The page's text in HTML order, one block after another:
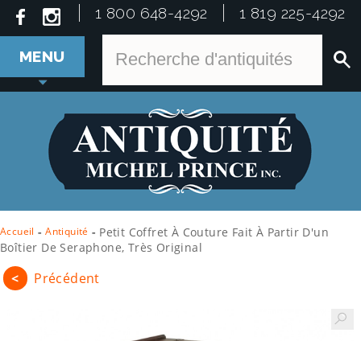
1 800 648-4292 1 819 225-4292
MENU
Accueil - Antiquité - Petit Coffret À Couture Fait À Partir D'un
Boîtier De Seraphone, Très Original
< Précédent